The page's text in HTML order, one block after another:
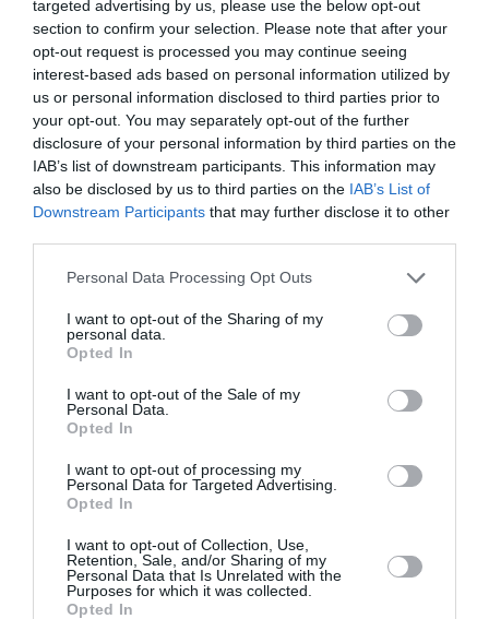
targeted advertising by us, please use the below opt-out
section to confirm your selection. Please note that after your
opt-out request is processed you may continue seeing
interest-based ads based on personal information utilized by
us or personal information disclosed to third parties prior to
your opt-out. You may separately opt-out of the further
disclosure of your personal information by third parties on the
IAB’s list of downstream participants. This information may
also be disclosed by us to third parties on the IAB’s List of
Downstream Participants that may further disclose it to other
Personal Data Processing Opt Outs
I want to opt-out of the Sharing of my
personal data.
Opted In
I want to opt-out of the Sale of my
Personal Data.
Opted In
I want to opt-out of processing my
Personal Data for Targeted Advertising.
Opted In
I want to opt-out of Collection, Use,
Retention, Sale, and/or Sharing of my
Personal Data that Is Unrelated with the
Purposes for which it was collected.
Opted In
Slovénie, Suisse, Suède.
Pays non Schengen
Qui veut voyager dans un Pays non Schengen, doit
contrôler s’il a besoin d’un visa.
No Schengen
Qui attend le renouvellement du PdS, doit voyager
IMPORTANT: Il faut porter avec soi les documents
■ le passeport;
■ le PdS périmé;
■ et le « cedolino » (récépissé).
PdS travail ou regroupement